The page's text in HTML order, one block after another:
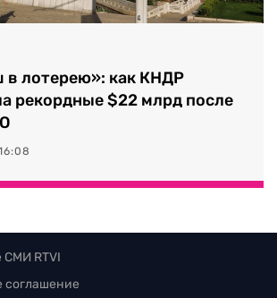
лотерею»: как КНДР
рекордные $22 млрд после
RTVI
соглашение